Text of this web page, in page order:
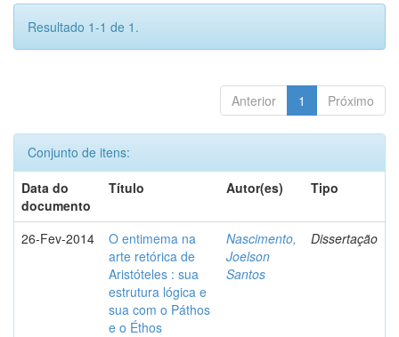
Resultado 1-1 de 1.
Anterior 1 Próximo
Conjunto de itens:
Data do
documento
Título Autor(es) Tipo
26-Fev-2014
O entimema na
arte retórica de
Aristóteles : sua
estrutura lógica e
sua com o Páthos
e o Éthos
Nascimento,
Joelson
Santos
Dissertação